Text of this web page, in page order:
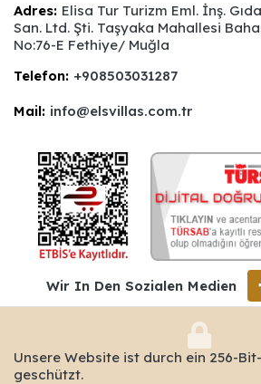
Adres: Elisa Tur Turizm Eml. İnş.
San. Ltd. Şti. Taşyaka Mahallesi
No:76-E Fethiye/ Muğla
Telefon: +908503031287
Mail: info@elsvillas.com.tr
Wir In Den Sozialen Medien
Unsere Website ist durch ein 256-
geschützt.